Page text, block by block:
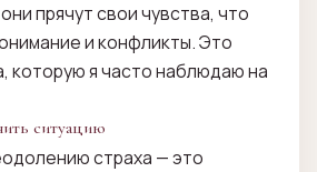
прячут свои чувства, что
и конфликты. Это
которую я часто наблюдаю на
ситуацию
страха — это